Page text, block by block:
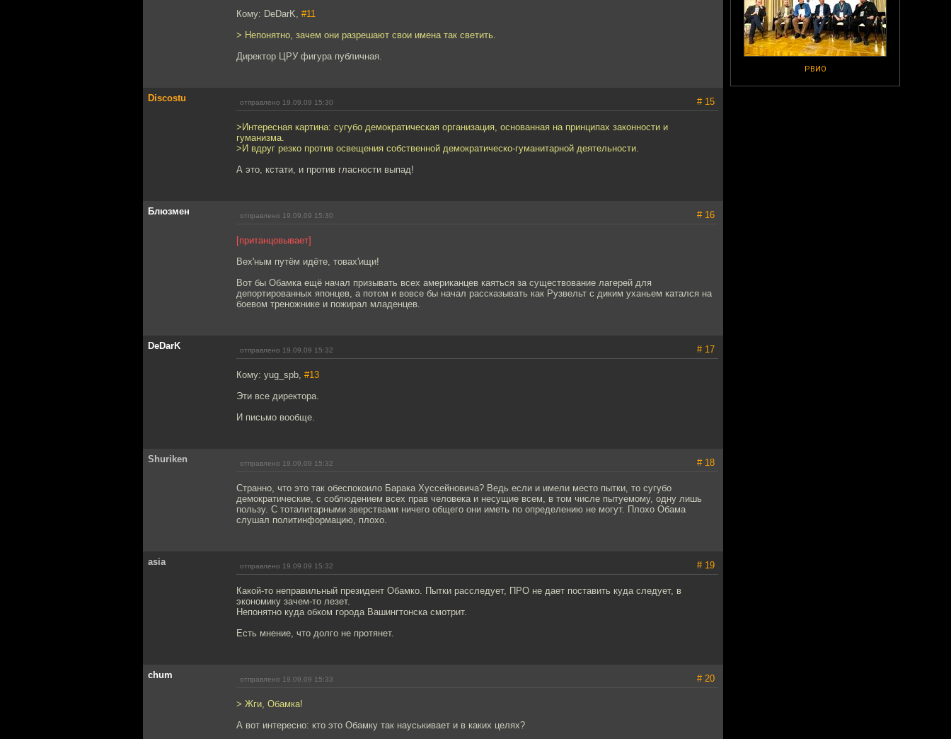
РВИО
Кому: DeDarK, #11
> Непонятно, зачем они разрешают свои имена так светить.
Директор ЦРУ фигура публичная.
Discostu отправлено 19.09.09 15:30 # 15
>Интересная картина: сугубо демократическая организация, основанная на принципах законности и
гуманизма.
>И вдруг резко против освещения собственной демократическо-гуманитарной деятельности.
А это, кстати, и против гласности выпад!
Блюзмен отправлено 19.09.09 15:30 # 16
[пританцовывает]
Вех'ным путём идёте, товах'ищи!
Вот бы Обамка ещё начал призывать всех американцев каяться за существование лагерей для
депортированных японцев, а потом и вовсе бы начал рассказывать как Рузвельт с диким уханьем катался на
боевом треножнике и пожирал младенцев.
DeDarK отправлено 19.09.09 15:32 # 17
Кому: yug_spb, #13
Эти все директора.
И письмо вообще.
Shuriken отправлено 19.09.09 15:32 # 18
Странно, что это так обеспокоило Барака Хуссейновича? Ведь если и имели место пытки, то сугубо
демократические, с соблюдением всех прав человека и несущие всем, в том числе пытуемому, одну лишь
пользу. С тоталитарными зверствами ничего общего они иметь по определению не могут. Плохо Обама
слушал политинформацию, плохо.
asia отправлено 19.09.09 15:32 # 19
Какой-то неправильный президент Обамко. Пытки расследует, ПРО не дает поставить куда следует, в
экономику зачем-то лезет.
Непонятно куда обком города Вашингтонска смотрит.
Есть мнение, что долго не протянет.
chum отправлено 19.09.09 15:33 # 20
> Жги, Обамка!
А вот интересно: кто это Обамку так науськивает и в каких целях?